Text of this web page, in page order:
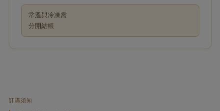
常溫與冷凍需
分開結帳
訂購須知